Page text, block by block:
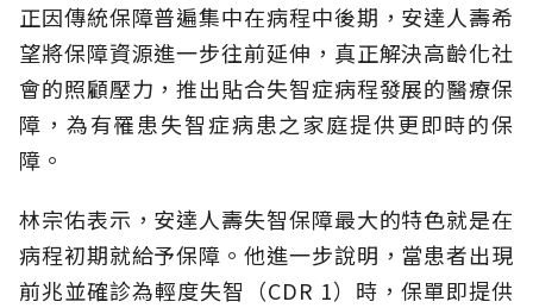
正因傳統保障普遍集中在病程中後期，安達人壽希
望將保障資源進一步往前延伸，真正解決高齡化社
會的照顧壓力，推出貼合失智症病程發展的醫療保
障，為有罹患失智症病患之家庭提供更即時的保
障。
林宗佑表示，安達人壽失智保障最大的特色就是在
病程初期就給予保障。他進一步說明，當患者出現
前兆並確診為輕度失智（CDR 1）時，保單即提供